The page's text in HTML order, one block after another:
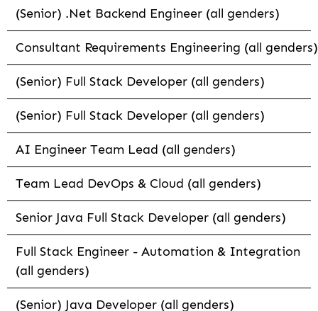
(Senior) .Net Backend Engineer (all genders)
Consultant Requirements Engineering (all genders)
(Senior) Full Stack Developer (all genders)
(Senior) Full Stack Developer (all genders)
AI Engineer Team Lead (all genders)
Team Lead DevOps & Cloud (all genders)
Senior Java Full Stack Developer (all genders)
Full Stack Engineer - Automation & Integration
(all genders)
(Senior) Java Developer (all genders)